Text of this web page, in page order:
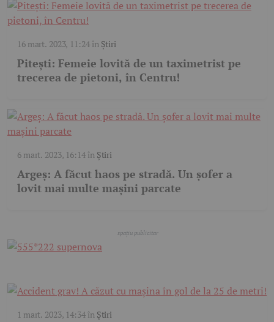
16 mart. 2023, 11:24în Știri
Pitești: Femeie lovită de un taximetrist pe
trecerea de pietoni, în Centru!
6 mart. 2023, 16:14în Știri
Argeș: A făcut haos pe stradă. Un șofer a
lovit mai multe mașini parcate
1 mart. 2023, 14:34în Știri